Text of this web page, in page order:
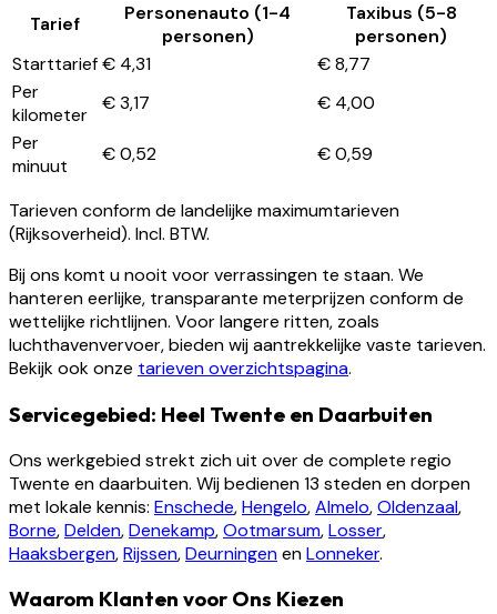
Tarief
Personenauto (1-4
personen)
Taxibus (5-8
personen)
Starttarief€ 4,31
€ 8,77
Per
kilometer
€ 3,17
€ 4,00
Per
minuut
€ 0,52 € 0,59
Tarieven conform de landelijke maximumtarieven
(Rijksoverheid). Incl. BTW.
Bij ons komt u nooit voor verrassingen te staan. We
hanteren eerlijke, transparante meterprijzen conform de
wettelijke richtlijnen. Voor langere ritten, zoals
luchthavenvervoer, bieden wij aantrekkelijke vaste tarieven.
Bekijk ook onze tarieven overzichtspagina.
Servicegebied: Heel Twente en Daarbuiten
Ons werkgebied strekt zich uit over de complete regio
Twente en daarbuiten. Wij bedienen 13 steden en dorpen
met lokale kennis: Enschede,Hengelo,Almelo,Oldenzaal,
Borne,Delden,Denekamp,Ootmarsum,Losser,
Haaksbergen,Rijssen,DeurningenenLonneker.
Waarom Klanten voor Ons Kiezen